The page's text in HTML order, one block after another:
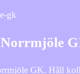
gk
GK. Håll